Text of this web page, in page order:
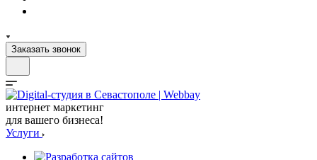
Заказать звонок
интернет маркетинг
для вашего бизнеса!
Услуги